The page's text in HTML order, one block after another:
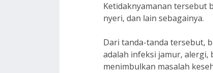
Ketidaknyamanan tersebut
nyeri, dan lain sebagainya.
Dari tanda-tanda tersebut,
adalah infeksi jamur, alergi,
menimbulkan masalah